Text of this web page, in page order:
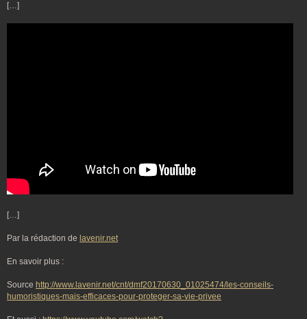
[…]
[…]
Par la rédaction de lavenir.net
En savoir plus :
Source http://www.lavenir.net/cnt/dmf20170630_01025474/les-conseils-
humoristiques-mais-efficaces-pour-proteger-sa-vie-privee